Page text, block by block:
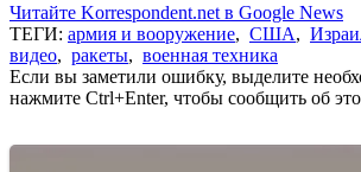
Читайте Korrespondent.net в Google News
ТЕГИ: армия и вооружение, США,
видео, ракеты, военная техника
Если вы заметили ошибку, выделите
нажмите Ctrl+Enter, чтобы сообщить об